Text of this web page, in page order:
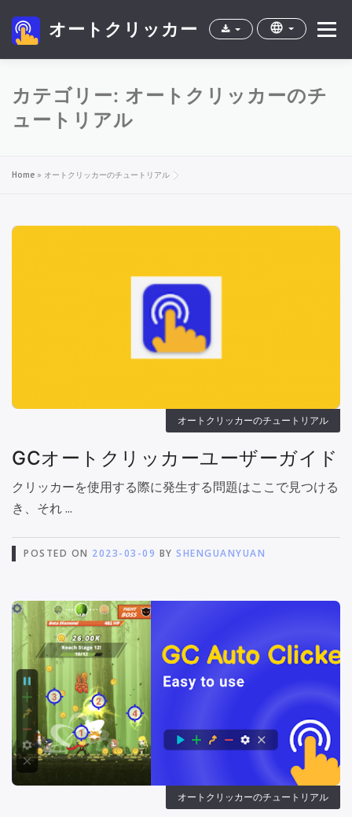
オートクリッカー Menu
家 アプリ cpテスト よくある質問
カテゴリー: オートクリッカーのチ
ュートリアル
Home » オートクリッカーのチュートリアル
オートクリッカーのチュートリアル
GCオートクリッカーユーザーガイド
クリッカーを使用する際に発生する問題はここで見つける
き、それ ...
POSTED ON 2023-03-09 BY SHENGUANYUAN
オートクリッカーのチュートリアル